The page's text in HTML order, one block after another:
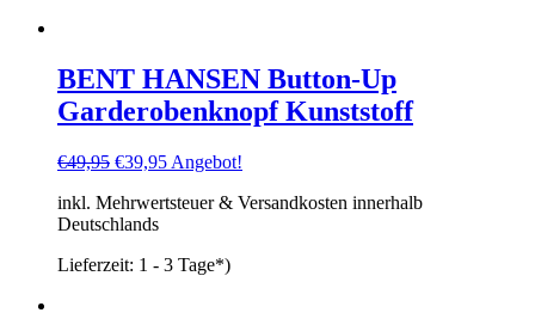
BENT HANSEN Button-Up
Garderobenknopf Kunststoff
€49,95 Ursprünglicher
war:
€49,95
€39,95Aktueller
ist:
Angebot!
inkl. Mehrwertsteuer & Versandkosten innerhalb
Deutschlands
Lieferzeit: 1 - 3 Tage*)